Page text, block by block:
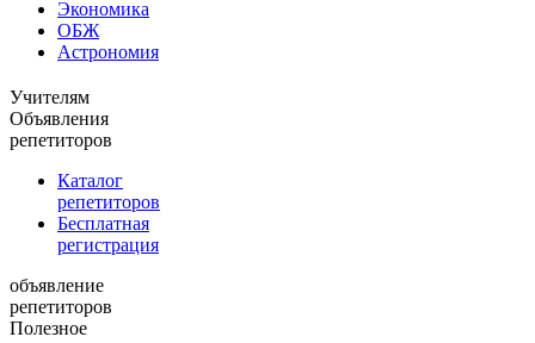
Экономика
ОБЖ
Астрономия
Учителям
Объявления
репетиторов
Каталог
репетиторов
Бесплатная
регистрация
объявление
репетиторов
Полезное